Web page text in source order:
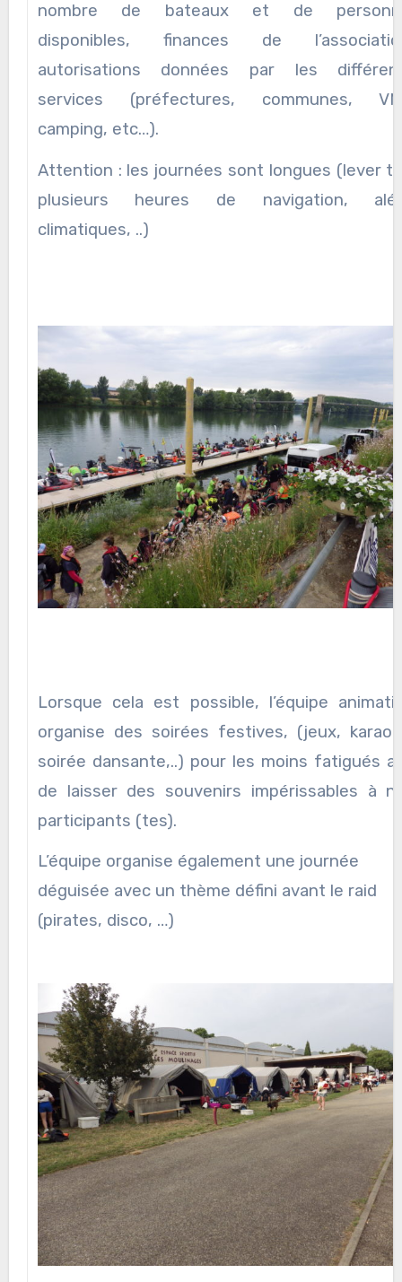
nombre de bateaux et de
disponibles, finances de
autorisations données par les
services (préfectures, communes,
camping, etc…).
Attention : les journées sont longues (lever
plusieurs heures de navigation,
climatiques, ..)
Lorsque cela est possible, l’équipe
organise des soirées festives, (jeux,
soirée dansante,..) pour les moins fatigués
de laisser des souvenirs impérissables à
participants (tes).
L’équipe organise également une journée
déguisée avec un thème défini avant le raid
(pirates, disco, …)